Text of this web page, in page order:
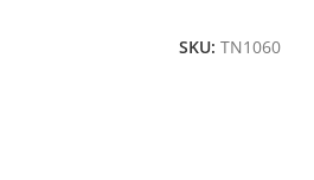
SKU: TN1060